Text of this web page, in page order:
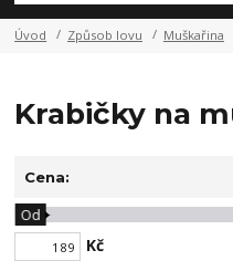
Úvod Způsob lovu Muškařina
Krabičky na
Cena:
Kč
Od